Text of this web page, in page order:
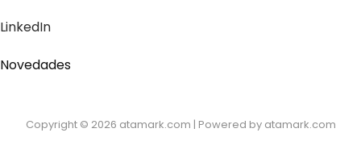
LinkedIn
Novedades
Copyright © 2026 atamark.com | Powered by atamark.com